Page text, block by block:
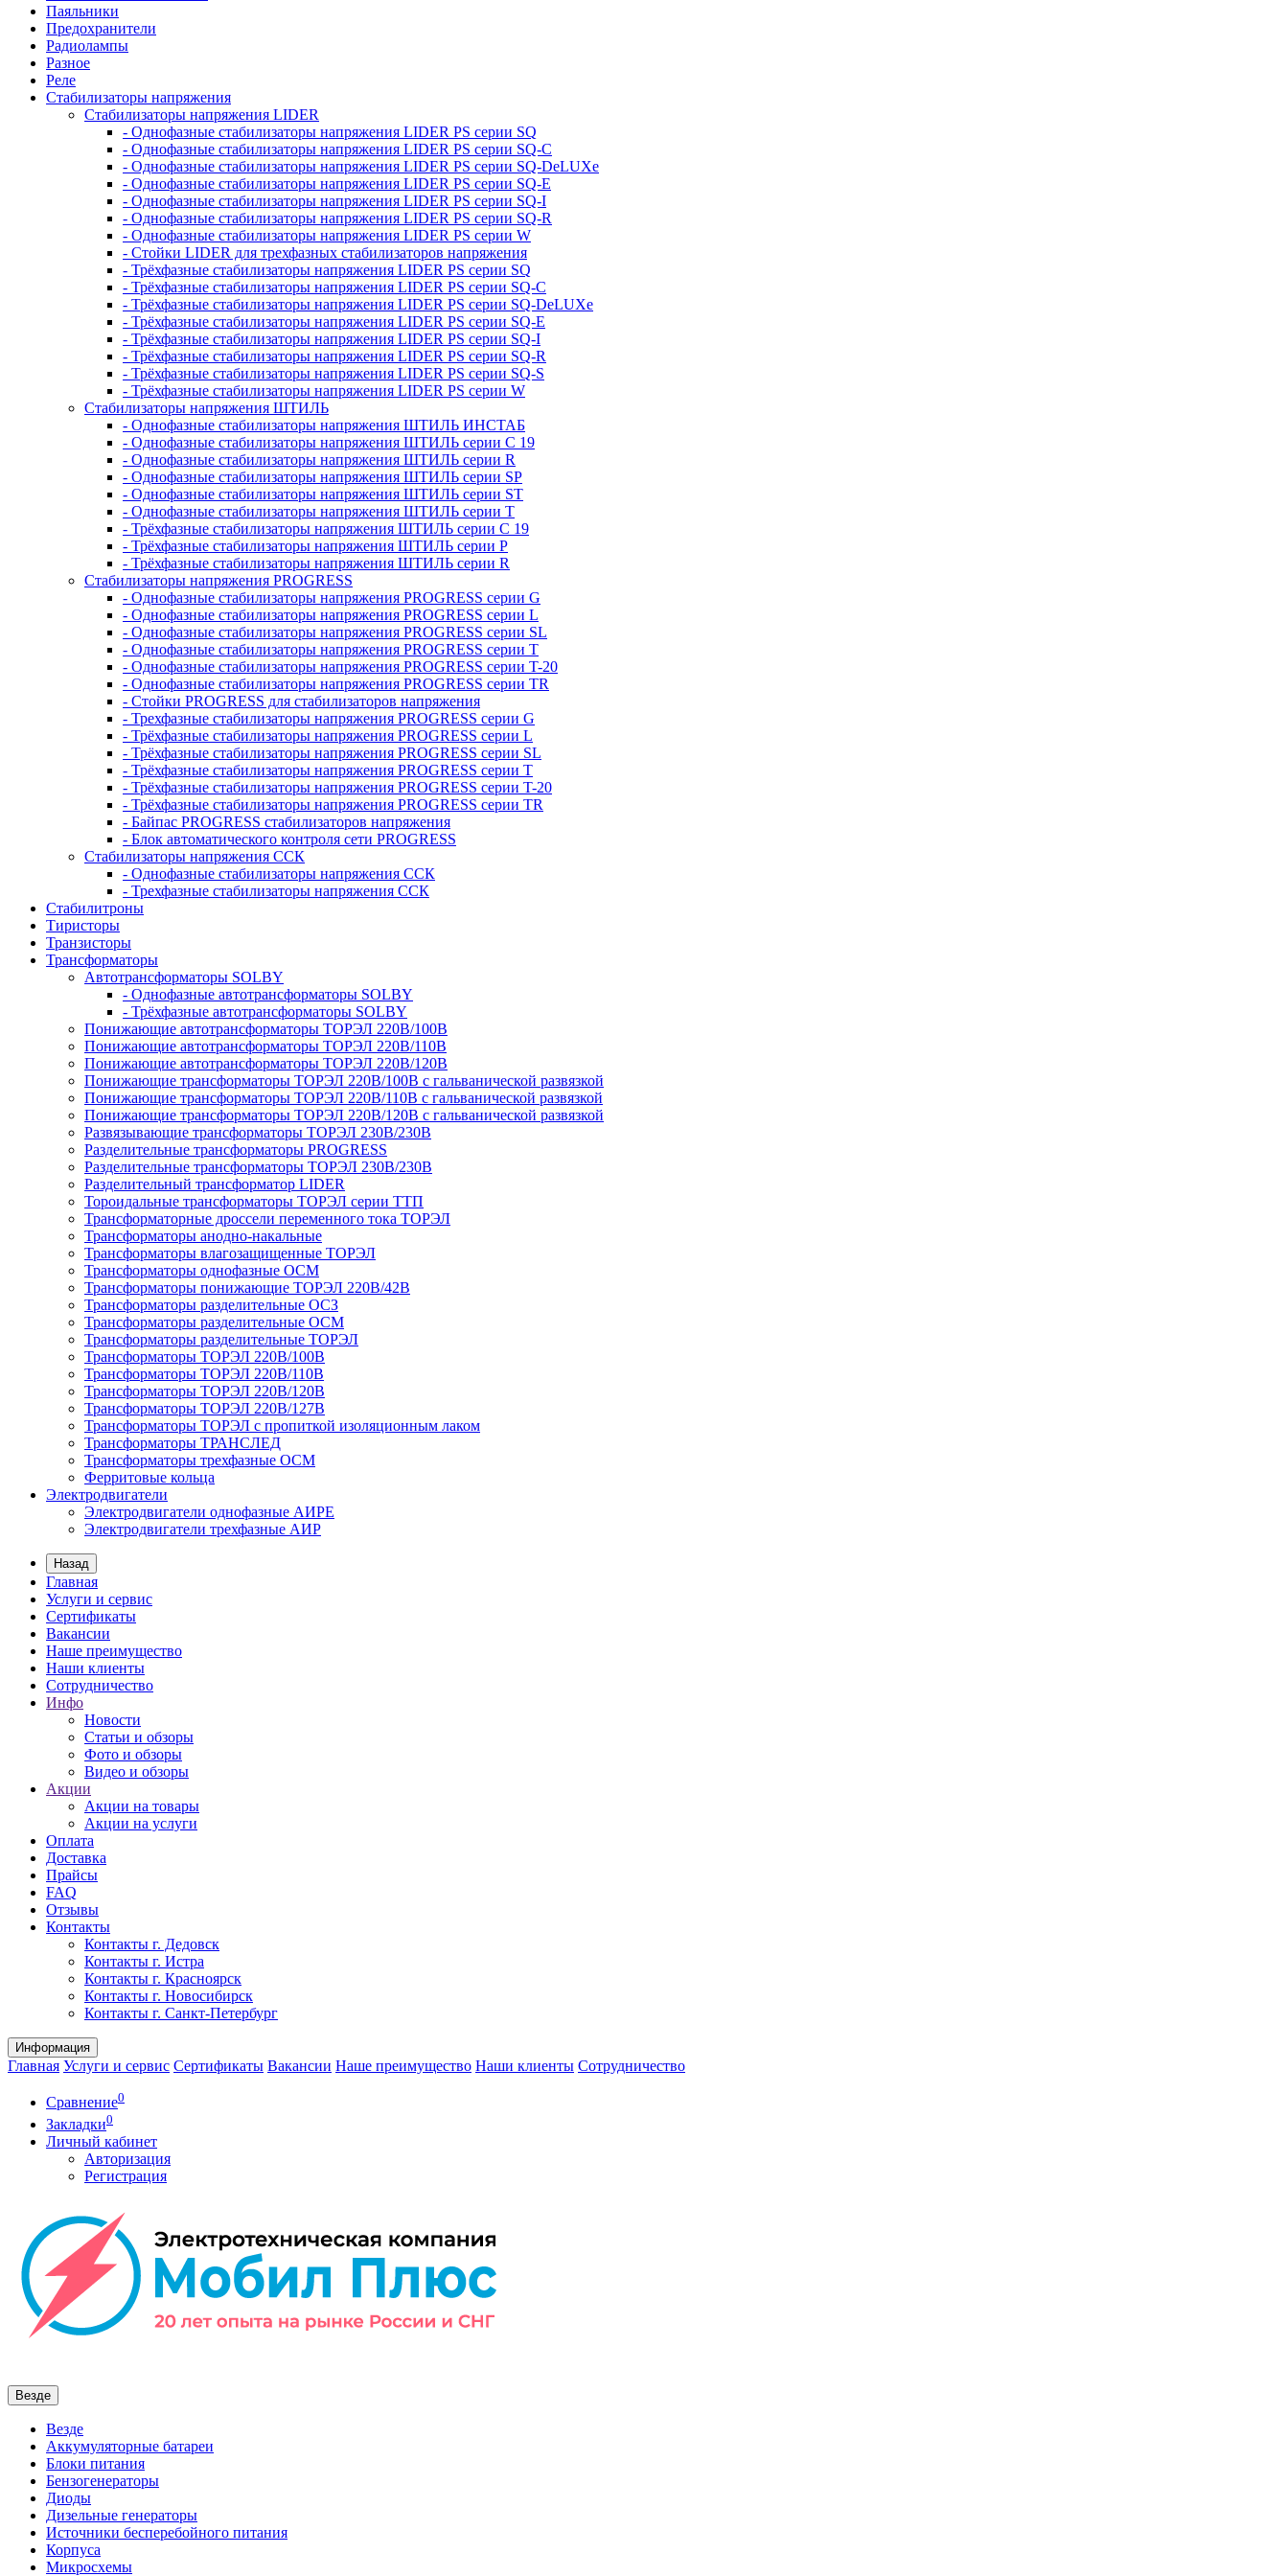
Паяльники
Предохранители
Радиолампы
Разное
Реле
Стабилизаторы напряжения
Стабилизаторы напряжения LIDER
- Однофазные стабилизаторы напряжения LIDER PS серии SQ
- Однофазные стабилизаторы напряжения LIDER PS серии SQ-C
- Однофазные стабилизаторы напряжения LIDER PS серии SQ-DeLUXe
- Однофазные стабилизаторы напряжения LIDER PS серии SQ-E
- Однофазные стабилизаторы напряжения LIDER PS серии SQ-I
- Однофазные стабилизаторы напряжения LIDER PS серии SQ-R
- Однофазные стабилизаторы напряжения LIDER PS серии W
- Стойки LIDER для трехфазных стабилизаторов напряжения
- Трёхфазные стабилизаторы напряжения LIDER PS серии SQ
- Трёхфазные стабилизаторы напряжения LIDER PS серии SQ-C
- Трёхфазные стабилизаторы напряжения LIDER PS серии SQ-DeLUXe
- Трёхфазные стабилизаторы напряжения LIDER PS серии SQ-E
- Трёхфазные стабилизаторы напряжения LIDER PS серии SQ-I
- Трёхфазные стабилизаторы напряжения LIDER PS серии SQ-R
- Трёхфазные стабилизаторы напряжения LIDER PS серии SQ-S
- Трёхфазные стабилизаторы напряжения LIDER PS серии W
Стабилизаторы напряжения ШТИЛЬ
- Однофазные стабилизаторы напряжения ШТИЛЬ ИНСТАБ
- Однофазные стабилизаторы напряжения ШТИЛЬ серии C 19
- Однофазные стабилизаторы напряжения ШТИЛЬ серии R
- Однофазные стабилизаторы напряжения ШТИЛЬ серии SP
- Однофазные стабилизаторы напряжения ШТИЛЬ серии ST
- Однофазные стабилизаторы напряжения ШТИЛЬ серии T
- Трёхфазные стабилизаторы напряжения ШТИЛЬ серии C 19
- Трёхфазные стабилизаторы напряжения ШТИЛЬ серии P
- Трёхфазные стабилизаторы напряжения ШТИЛЬ серии R
Стабилизаторы напряжения PROGRESS
- Однофазные стабилизаторы напряжения PROGRESS серии G
- Однофазные стабилизаторы напряжения PROGRESS серии L
- Однофазные стабилизаторы напряжения PROGRESS серии SL
- Однофазные стабилизаторы напряжения PROGRESS серии T
- Однофазные стабилизаторы напряжения PROGRESS серии T-20
- Однофазные стабилизаторы напряжения PROGRESS серии TR
- Стойки PROGRESS для стабилизаторов напряжения
- Трехфазные стабилизаторы напряжения PROGRESS серии G
- Трёхфазные стабилизаторы напряжения PROGRESS серии L
- Трёхфазные стабилизаторы напряжения PROGRESS серии SL
- Трёхфазные стабилизаторы напряжения PROGRESS серии T
- Трёхфазные стабилизаторы напряжения PROGRESS серии T-20
- Трёхфазные стабилизаторы напряжения PROGRESS серии TR
- Байпас PROGRESS стабилизаторов напряжения
- Блок автоматического контроля сети PROGRESS
Стабилизаторы напряжения ССК
- Однофазные стабилизаторы напряжения ССК
- Трехфазные стабилизаторы напряжения ССК
Стабилитроны
Тиристоры
Транзисторы
Трансформаторы
Автотрансформаторы SOLBY
- Однофазные автотрансформаторы SOLBY
- Трёхфазные автотрансформаторы SOLBY
Понижающие автотрансформаторы ТОРЭЛ 220В/100В
Понижающие автотрансформаторы ТОРЭЛ 220В/110В
Понижающие автотрансформаторы ТОРЭЛ 220В/120В
Понижающие трансформаторы ТОРЭЛ 220В/100В с гальванической развязкой
Понижающие трансформаторы ТОРЭЛ 220В/110В с гальванической развязкой
Понижающие трансформаторы ТОРЭЛ 220В/120В с гальванической развязкой
Развязывающие трансформаторы ТОРЭЛ 230В/230В
Разделительные трансформаторы PROGRESS
Разделительные трансформаторы ТОРЭЛ 230В/230В
Разделительный трансформатор LIDER
Тороидальные трансформаторы ТОРЭЛ серии ТТП
Трансформаторные дроссели переменного тока ТОРЭЛ
Трансформаторы анодно-накальные
Трансформаторы влагозащищенные ТОРЭЛ
Трансформаторы однофазные ОСМ
Трансформаторы понижающие ТОРЭЛ 220В/42В
Трансформаторы разделительные ОСЗ
Трансформаторы разделительные ОСМ
Трансформаторы разделительные ТОРЭЛ
Трансформаторы ТОРЭЛ 220В/100В
Трансформаторы ТОРЭЛ 220В/110В
Трансформаторы ТОРЭЛ 220В/120В
Трансформаторы ТОРЭЛ 220В/127В
Трансформаторы ТОРЭЛ с пропиткой изоляционным лаком
Трансформаторы ТРАНСЛЕД
Трансформаторы трехфазные ОСМ
Ферритовые кольца
Электродвигатели
Электродвигатели однофазные АИРЕ
Электродвигатели трехфазные АИР
Назад
Главная
Услуги и сервис
Сертификаты
Вакансии
Наше преимущество
Наши клиенты
Сотрудничество
Инфо
Новости
Статьи и обзоры
Фото и обзоры
Видео и обзоры
Акции
Акции на товары
Акции на услуги
Оплата
Доставка
Прайсы
FAQ
Отзывы
Контакты
Контакты г. Дедовск
Контакты г. Истра
Контакты г. Красноярск
Контакты г. Новосибирск
Контакты г. Санкт-Петербург
Информация
Главная Услуги и сервис Сертификаты Вакансии Наше преимущество Наши клиенты Сотрудничество
Сравнение0
Закладки0
Личный кабинет
Авторизация
Регистрация
Везде
Везде
Аккумуляторные батареи
Блоки питания
Бензогенераторы
Диоды
Дизельные генераторы
Источники бесперебойного питания
Корпуса
Микросхемы